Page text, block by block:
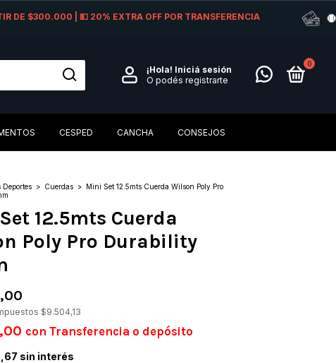
DE $300.000 | 💵 20% EXTRA OFF POR TRANSFERENCIA
¡Hola! Iniciá sesión
O podés registrarte
0
CESPED CANCHA CONSEJOS
Deportes > Cuerdas > Mini Set 12.5mts Cuerda Wilson Poly Pro
12.5mts Cuerda
Poly Pro Durability
$9.504,13
con Transferencia o depósito
sin interés